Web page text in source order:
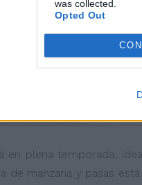
was collected.
Opted Out
en plena temporada,
de manzana y pasas